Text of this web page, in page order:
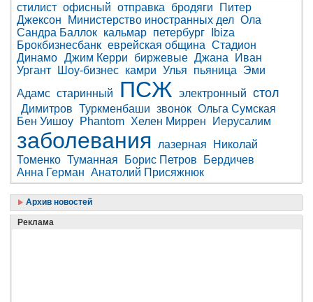
стилист офисный отправка бродяги
Питер
Джексон
Министерство иностранных дел Ола
Сандра Баллок кальмар петербург
Ibiza
Брокбизнесбанк еврейская община Стадион
Динамо Джим Керри биржевые Джана
Иван
Ургант
Шоу-бизнес камри Улья пьяница
Эми
Адамс старинный ПСЖ электронный стол
Димитров Туркменбаши звонок Ольга Сумская
Бен Уишоу
Phantom Хелен Миррен Иерусалим
заболевания лазерная
Николай
Томенко Туманная Борис Петров
Бердичев
Анна Герман Анатолий Присяжнюк
Архив новостей
Реклама